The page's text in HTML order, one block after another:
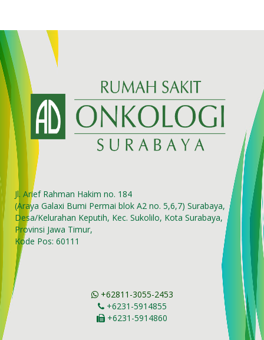
Jl. Arief Rahman Hakim no. 184
(Araya Galaxi Bumi Permai blok A2 no. 5,6,7) Surabaya,
Desa/Kelurahan Keputih, Kec. Sukolilo, Kota Surabaya,
Provinsi Jawa Timur,
Kode Pos: 60111
+62811-3055-2453
+6231-5914855
+6231-5914860